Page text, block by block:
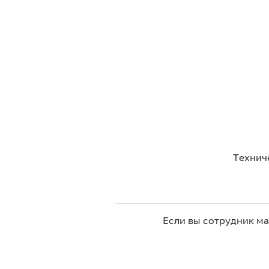
Если вы сотрудник